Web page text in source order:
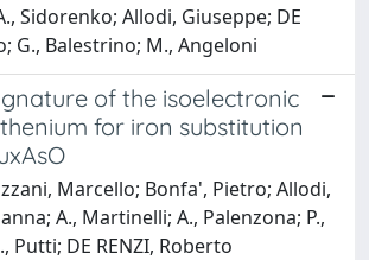
Sidorenko; Allodi, Giuseppe; DE
G., Balestrino; M., Angeloni
of the isoelectronic
for iron substitution
Marcello; Bonfa', Pietro; Allodi,
A., Martinelli; A., Palenzona; P.,
Putti; DE RENZI, Roberto